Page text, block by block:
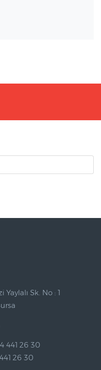
bültenimize kaydolun
Sk. No : 1
441 26 30
26 30